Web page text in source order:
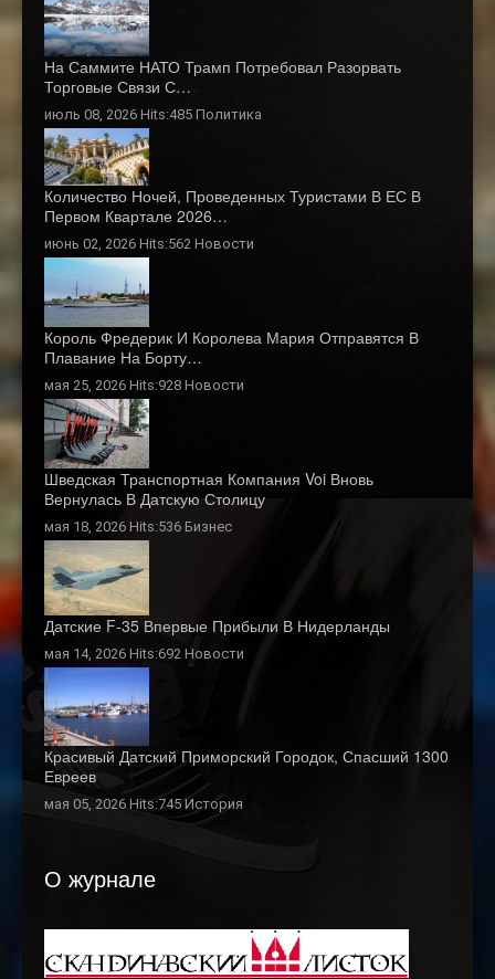
На Саммите НАТО Трамп Потребовал Разорвать
Торговые Связи С…
июль 08, 2026 Hits:485 Политика
Количество Ночей, Проведенных Туристами В ЕС В
Первом Квартале 2026…
июнь 02, 2026 Hits:562 Новости
Король Фредерик И Королева Мария Отправятся В
Плавание На Борту…
мая 25, 2026 Hits:928 Новости
Шведская Транспортная Компания Voi Вновь
Вернулась В Датскую Столицу
мая 18, 2026 Hits:536 Бизнес
Датские F-35 Впервые Прибыли В Нидерланды
мая 14, 2026 Hits:692 Новости
Красивый Датский Приморский Городок, Спасший 1300
Евреев
мая 05, 2026 Hits:745История
О журнале